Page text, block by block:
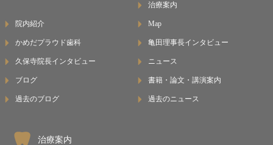
治療案内
院内紹介 Map
かめだプラウド歯科 亀田理事長インタビュー
久保寺院長インタビュー ニュース
ブログ 書籍・論文・講演案内
過去のブログ 過去のニュース
治療案内